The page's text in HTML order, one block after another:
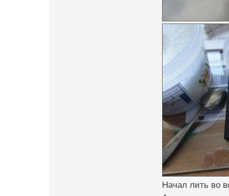
Начал лить во